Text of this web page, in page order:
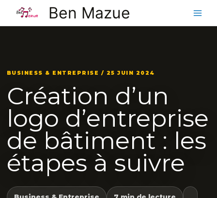
contenu
Ben Mazue
BUSINESS & ENTREPRISE / 25 JUIN 2024
Création d’un
logo d’entreprise
de bâtiment : les
étapes à suivre